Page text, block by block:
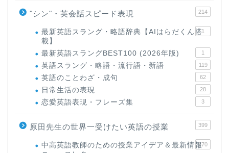
"シン"・英会話スピード表現 214
最新英語スラング・略語辞典【AIはらだくん搭
載】
1
最新英語スラングBEST100 (2026年版) 1
英語スラング・略語・流行語・新語 119
英語のことわざ・成句 62
日常生活の表現 28
恋愛英語表現・フレーズ集 3
原田先生の世界一受けたい英語の授業 399
中高英語教師のための授業アイデア＆最新情報170